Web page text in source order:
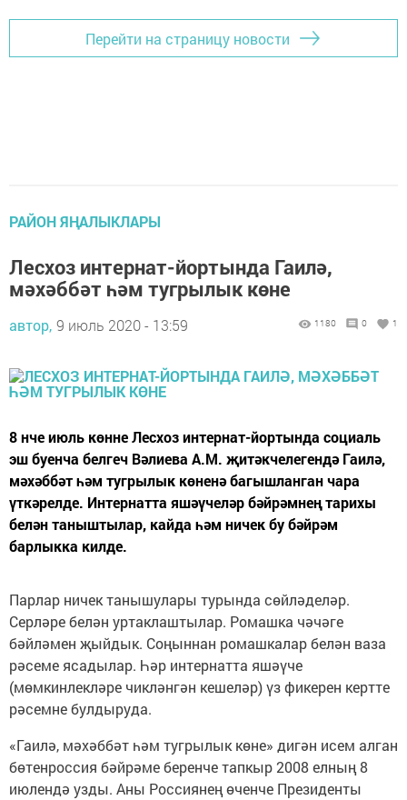
Перейти на страницу новости
РАЙОН ЯҢАЛЫКЛАРЫ
Лесхоз интернат-йортында Гаилә,
мәхәббәт һәм тугрылык көне
автор, 9 июль 2020 - 13:59 1180 0 1
8 нче июль көнне Лесхоз интернат-йортында социаль
эш буенча белгеч Вәлиева А.М. җитәкчелегендә Гаилә,
мәхәббәт һәм тугрылык көненә багышланган чара
үткәрелде. Интернатта яшәүчеләр бәйрәмнең тарихы
белән таныштылар, кайда һәм ничек бу бәйрәм
барлыкка килде.
Парлар ничек танышулары турында сөйләделәр.
Серләре белән уртаклаштылар. Ромашка чәчәге
бәйләмен җыйдык. Соңыннан ромашкалар белән ваза
рәсеме ясадылар. Һәр интернатта яшәүче
(мөмкинлекләре чикләнгән кешеләр) үз фикерен кертте
рәсемне булдыруда.
«Гаилә, мәхәббәт һәм тугрылык көне» дигән исем алган
бөтенроссия бәйрәме беренче тапкыр 2008 елның 8
июлендә узды. Аны Россиянең өченче Президенты